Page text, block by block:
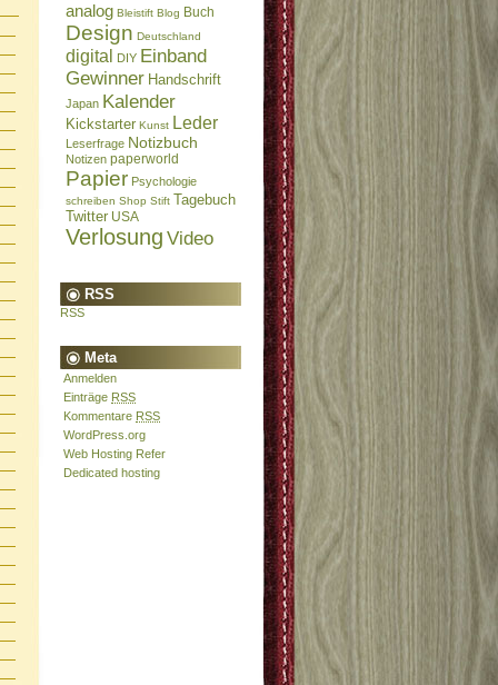
analog Bleistift Blog Buch
Design Deutschland
digital DIY Einband
Gewinner Handschrift
Japan Kalender
Kickstarter Kunst Leder
Leserfrage Notizbuch
Notizen paperworld
Papier Psychologie
schreiben Shop Stift Tagebuch
Twitter USA
Verlosung Video
RSS
RSS
Meta
Anmelden
Einträge RSS
Kommentare RSS
WordPress.org
Web Hosting Refer
Dedicated hosting